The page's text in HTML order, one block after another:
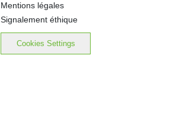
Mentions légales
Signalement éthique
Cookies Settings